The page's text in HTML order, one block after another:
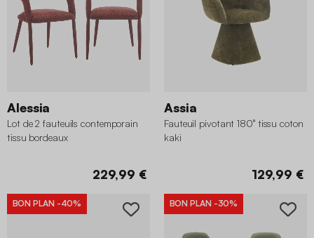
Alessia
Lot de 2 fauteuils contemporain
tissu bordeaux
229,99 €
Assia
Fauteuil pivotant 180° tissu coton
kaki
129,99 €
BON PLAN -40% BON PLAN -30%